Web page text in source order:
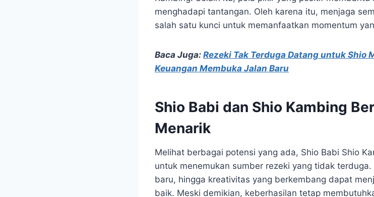
menghadapi tantangan. Oleh karena itu, menjaga
salah satu kunci untuk memanfaatkan momentum
Baca Juga: Rezeki Tak Terduga Datang untuk Shio
Keuangan Membuka Jalan Baru
Shio Babi dan Shio Kambing
Menarik
Melihat berbagai potensi yang ada, Shio Babi Shio
untuk menemukan sumber rezeki yang tidak
baru, hingga kreativitas yang berkembang dapat
baik. Meski demikian, keberhasilan tetap